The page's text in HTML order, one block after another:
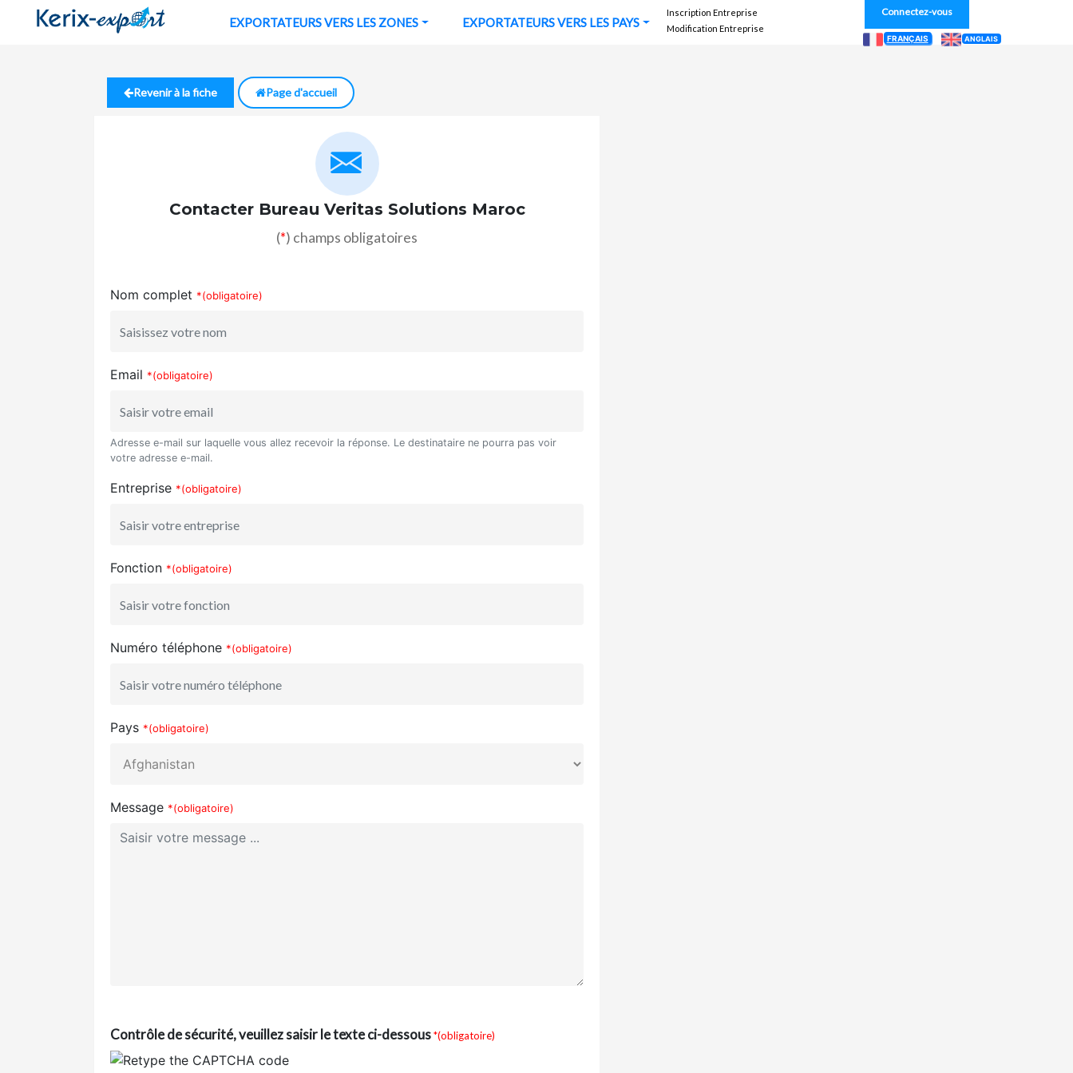
EXPORTATEURS VERS LES ZONES EXPORTATEURS VERS LES PAYS
Inscription Entreprise
Modification Entreprise
Connectez-vous
FRANÇAIS ANGLAIS
Revenir à la fiche Page d'accueil
Contacter Bureau Veritas Solutions Maroc
(*) champs obligatoires
Nom complet *(obligatoire)
Email *(obligatoire)
Adresse e-mail sur laquelle vous allez recevoir la réponse. Le destinataire ne pourra pas voir
votre adresse e-mail.
Entreprise *(obligatoire)
Fonction *(obligatoire)
Numéro téléphone *(obligatoire)
Pays *(obligatoire)
Message *(obligatoire)
Contrôle de sécurité, veuillez saisir le texte ci-dessous*(obligatoire)